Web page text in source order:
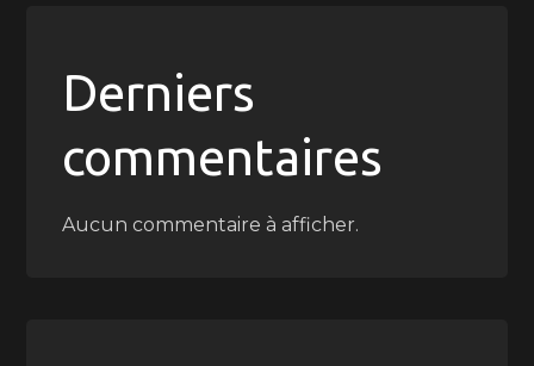
Derniers
commentaires
Aucun commentaire à afficher.